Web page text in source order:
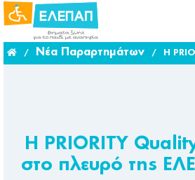
/ Νέα Παραρτημάτων / Η
Η PRIORITY
στο πλευρό της